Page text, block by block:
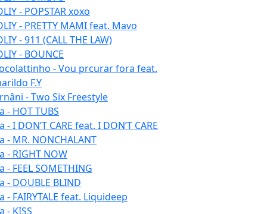
- POPSTAR xoxo
- PRETTY MAMI feat. Mavo
- 911 (CALL THE LAW)
- BOUNCE
- Vou prcurar fora feat.
F.Y
- Two Six Freestyle
- HOT TUBS
- I DON’T CARE feat. I DON’T CARE
- MR. NONCHALANT
- RIGHT NOW
- FEEL SOMETHING
- DOUBLE BLIND
- FAIRYTALE feat. Liquideep
- KISS